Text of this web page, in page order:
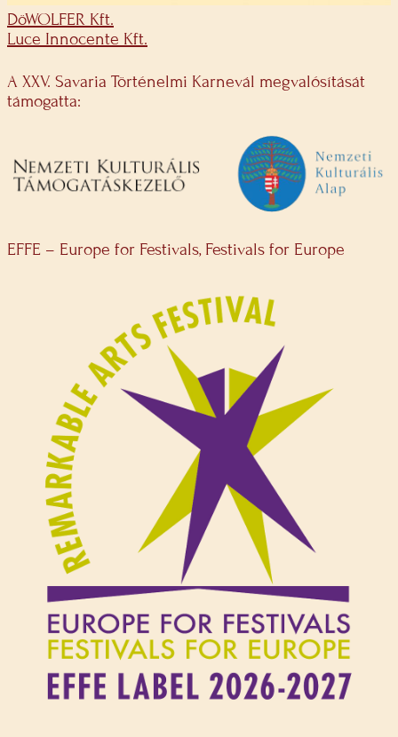
DöWOLFER Kft.
Luce Innocente Kft.
A XXV. Savaria Történelmi Karnevál megvalósítását
támogatta:
EFFE – Europe for Festivals, Festivals for Europe